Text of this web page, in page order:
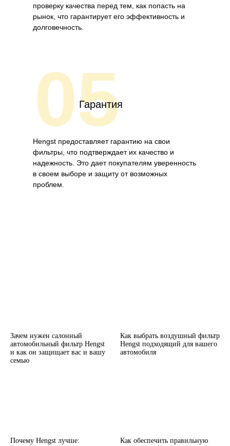
проверку качества перед тем, как попасть на
рынок, что гарантирует его эффективность и
долговечность.
05
Гарантия
Hengst предоставляет гарантию на свои
фильтры, что подтверждает их качество и
надежность. Это дает покупателям уверенность
в своем выборе и защиту от возможных
проблем.
Зачем нужен салонный
автомобильный фильтр Hengst
и как он защищает вас и вашу
семью
Как выбрать воздушный фильтр
Hengst подходящий для вашего
автомобиля
Почему Hengst лучше:
Как обеспечить правильную